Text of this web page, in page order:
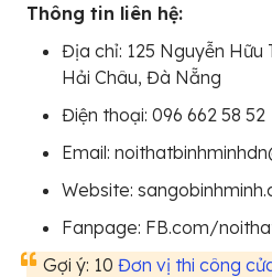
Thông tin liên hệ:
Địa chỉ: 125 Nguyễn Hữu
Hải Châu, Đà Nẵng
Điện thoại: 096 662 58 52
Email:
Website:
Fanpage: FB.com/
Gợi ý: 10 Đơn vị thi công